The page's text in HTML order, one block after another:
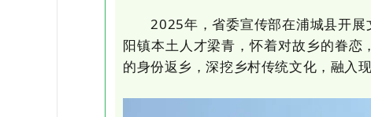
2025年，省委宣传部在浦城县开展
阳镇本土人才梁青，怀着对故乡的眷恋
的身份返乡，深挖乡村传统文化，融入